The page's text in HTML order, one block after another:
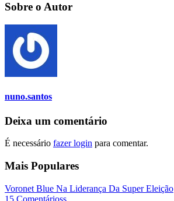
Sobre o Autor
nuno.santos
Deixa um comentário
É necessário fazer login para comentar.
Mais Populares
Voronet Blue Na Liderança Da Super Eleição
15 Comentárioss